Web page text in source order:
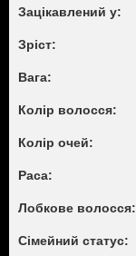
Зацікавлений у:
Зріст:
Вага:
Колір волосся:
Колір очей:
Раса:
Лобкове волосся:
Сімейний статус: